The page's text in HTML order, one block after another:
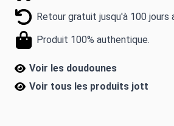
Retour gratuit jusqu'à 100 jours
Produit 100% authentique.
Voir les doudounes
Voir tous les produits jott